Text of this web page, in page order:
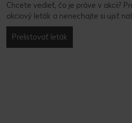
Chcete vedieť, čo je práve v akcii?
akciový leták a nenechajte si ujsť
Prelistovať leták